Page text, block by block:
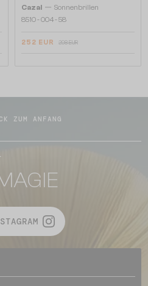
Cazal — Sonnenbrillen
8510 - 004 - 58
252 EUR 298 EUR
ZUM ANFANG